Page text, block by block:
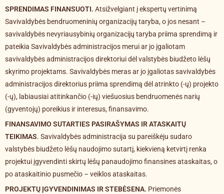
SPRENDIMAS FINANSUOTI. Atsižvelgiant į ekspertų vertinimą
Savivaldybės bendruomeninių organizacijų taryba, o jos nesant –
savivaldybės nevyriausybinių organizacijų taryba priima sprendimą ir
pateikia Savivaldybės administracijos merui ar jo įgaliotam
savivaldybės administracijos direktoriui dėl valstybės biudžeto lėšų
skyrimo projektams. Savivaldybės meras ar jo įgaliotas savivaldybės
administracijos direktorius priima sprendimą dėl atrinkto (-ų) projekto
(-ų), labiausiai atitinkančio (-ių) viešuosius bendruomenės narių
(gyventojų) poreikius ir interesus, finansavimo.
FINANSAVIMO SUTARTIES PASIRAŠYMAS IR ATASKAITŲ
TEIKIMAS. Savivaldybės administracija su pareiškėju sudaro
valstybės biudžeto lėšų naudojimo sutartį, kiekvieną ketvirtį renka
projektui įgyvendinti skirtų lėšų panaudojimo finansines ataskaitas, o
po ataskaitinio pusmečio – veiklos ataskaitas.
PROJEKTŲ ĮGYVENDINIMAS IR STEBĖSENA. Priemonės